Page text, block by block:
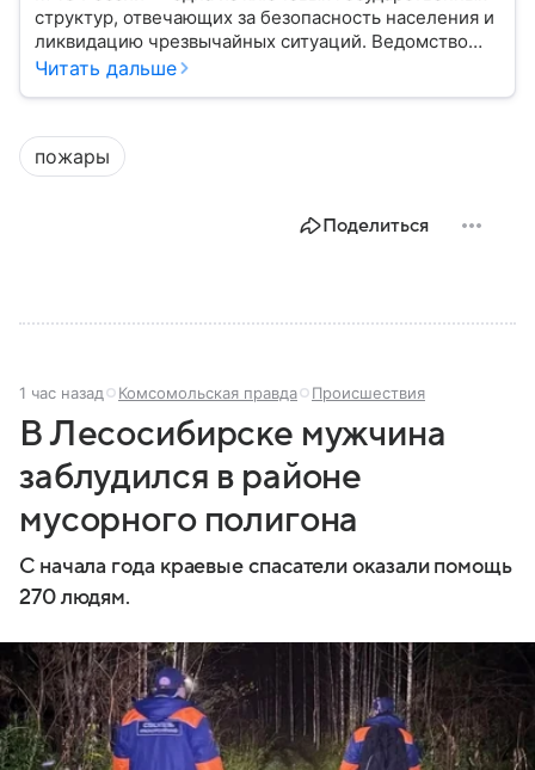
структур, отвечающих за безопасность населения и
ликвидацию чрезвычайных ситуаций. Ведомство
играет важную роль в защите граждан от
представляет собой МЧС, как оно устроено, какие
задачи выполняет и какую роль играет в
современной России.
Читать дальше
пожары
Поделиться
1 час назад Комсомольская правда Происшествия
В Лесосибирске мужчина
заблудился в районе
мусорного полигона
С начала года краевые спасатели оказали помощь
270 людям.